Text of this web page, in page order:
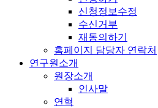
신청정보수정
수신거부
재동의하기
홈페이지 담당자 연락처
연구원소개
원장소개
인사말
연혁